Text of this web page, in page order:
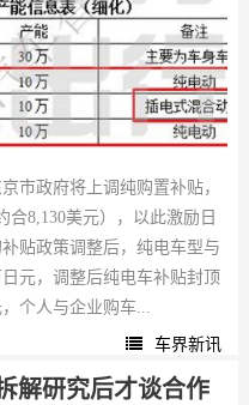
市政府将上调纯购置补贴，
合8,130美元），以此激励日
贴政策调整后，纯电车型与
元，调整后纯电车补贴封顶
个人与企业购车...
车界新讯
解研究后才谈合作